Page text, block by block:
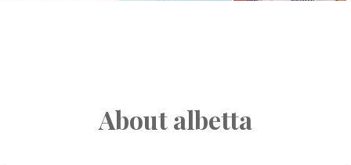
About albetta